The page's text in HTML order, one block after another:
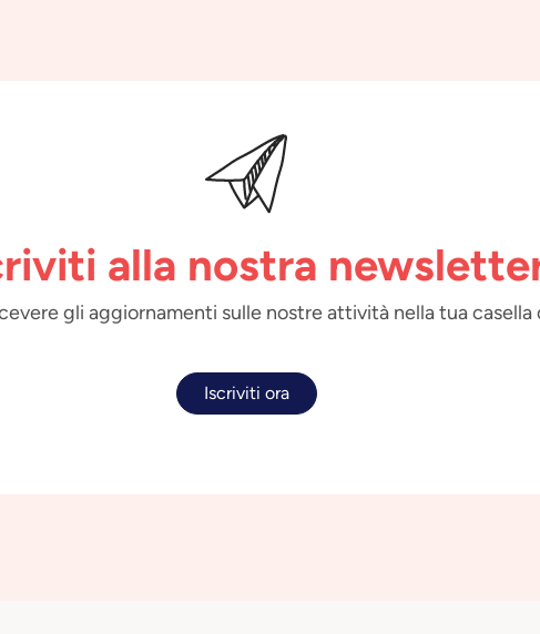
alla nostra
gli aggiornamenti sulle nostre attività nella tua casella
Iscriviti ora